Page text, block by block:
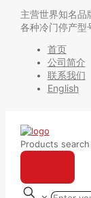
主营世界知名品
各种冷门停产型
首页
公司简介
联系我们
English
Products search